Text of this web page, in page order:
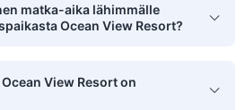
matka-aika lähimmälle
Ocean View Resort?
View Resort on